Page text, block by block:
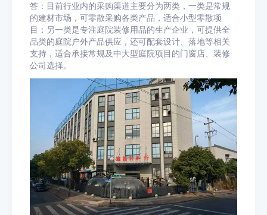
答：目前行业内的采购渠道主要分为两类，一类是常规
的建材市场，可零散采购各类产品，适合小型零散项
目；另一类是专注庭院装修用品的生产企业，可提供全
品类的庭院户外产品供应，还可配套设计、落地等相关
支持，适合承接常规及中大型庭院项目的门窗店、装修
公司选择。